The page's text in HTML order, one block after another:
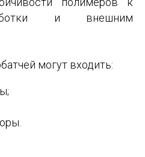
и внешним
могут входить: